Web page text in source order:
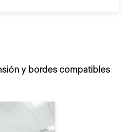
y bordes compatibles